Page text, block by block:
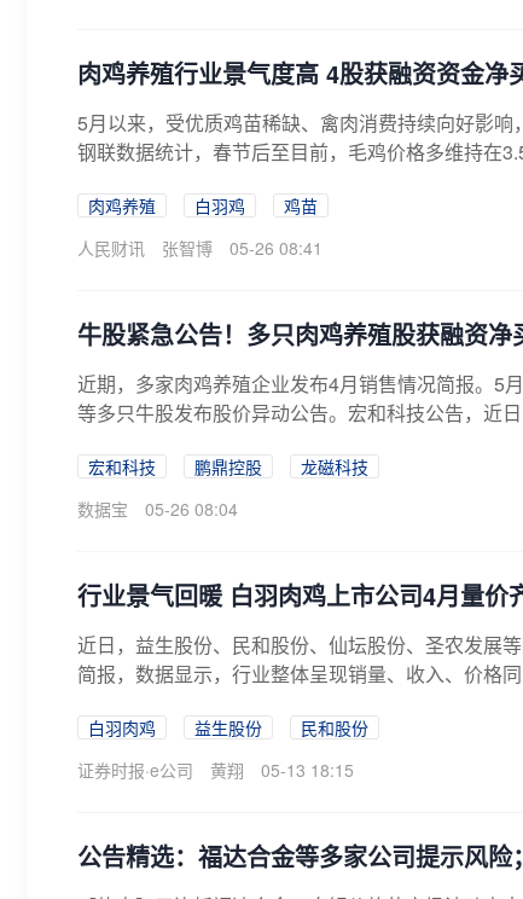
肉鸡养殖行业景气度高 4股获融资资金净
5月以来，受优质鸡苗稀缺、禽肉消费持续向好影
钢联数据统计，春节后至目前，毛鸡价格多维持在
肉鸡养殖 白羽鸡
鸡苗
人民财讯
张智博 05-26 08:41
牛股紧急公告！多只肉鸡养殖股获融资净
近期，多家肉鸡养殖企业发布4月销售情况简报。5
等多只牛股发布股价异动公告。宏和科技公告，近
宏和科技 鹏鼎控股
龙磁科技
数据宝
05-26 08:04
行业景气回暖 白羽肉鸡上市公司4月量价
近日，益生股份、民和股份、仙坛股份、圣农发展
简报，数据显示，行业整体呈现销量、收入、价格
白羽肉鸡 益生股份
民和股份
证券时报·e公司
黄翔 05-13 18:15
公告精选：福达合金等多家公司提示风